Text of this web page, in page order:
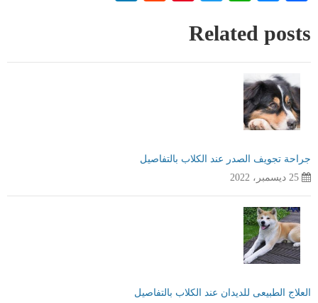
Related posts
جراحة تجويف الصدر عند الكلاب بالتفاصيل
25 ديسمبر، 2022
العلاج الطبيعى للديدان عند الكلاب بالتفاصيل